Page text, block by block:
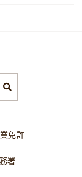
免許
署